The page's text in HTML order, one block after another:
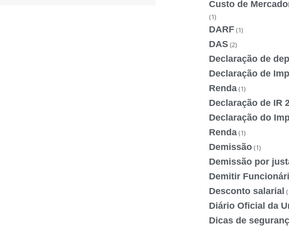
Custo de
(1)
DARF (1)
DAS (2)
Declaração de
Declaração de
Renda (1)
Declaração de IR
Declaração do
Renda (1)
Demissão (1)
Demissão por
Demitir
Desconto salarial
Diário Oficial da
Dicas de